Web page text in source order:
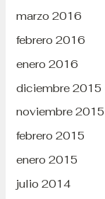
marzo 2016
febrero 2016
enero 2016
diciembre 2015
noviembre 2015
febrero 2015
enero 2015
julio 2014